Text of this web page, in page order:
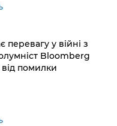
перевагу у війні з
Bloomberg
від помилки